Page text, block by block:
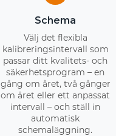
Schema
Välj det flexibla
kalibreringsintervall som
passar ditt kvalitets- och
säkerhetsprogram – en
gång om året, två gånger
om året eller ett anpassat
intervall – och ställ in
automatisk
schemaläggning.